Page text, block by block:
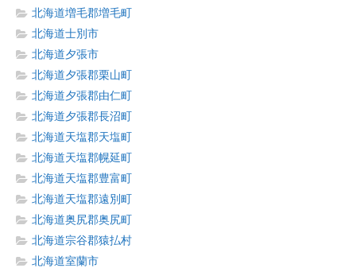
北海道増毛郡増毛町
北海道士別市
北海道夕張市
北海道夕張郡栗山町
北海道夕張郡由仁町
北海道夕張郡長沼町
北海道天塩郡天塩町
北海道天塩郡幌延町
北海道天塩郡豊富町
北海道天塩郡遠別町
北海道奥尻郡奥尻町
北海道宗谷郡猿払村
北海道室蘭市